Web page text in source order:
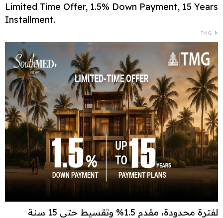
Limited Time Offer, 1.5% Down Payment, 15 Years
Installment.
TMG
لفترة محدودة، مقدم 1.5% وتقسيط حتى 15 سنة